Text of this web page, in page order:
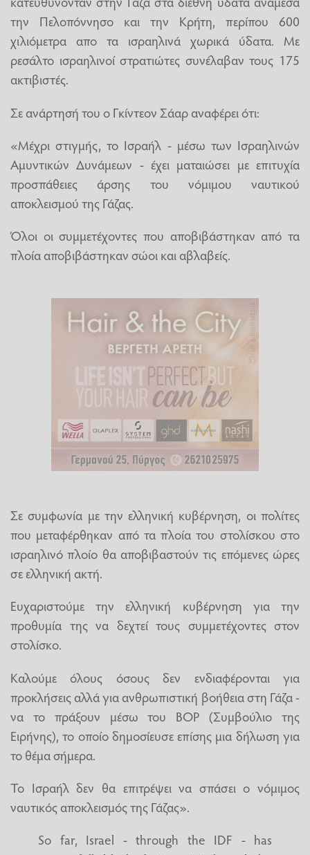
την Πελοπόννησο και την Κρήτη, περίπου 600
χιλιόμετρα απο τα ισραηλινά χωρικά ύδατα. Με
ρεσάλτο ισραηλινοί στρατιώτες συνέλαβαν τους 175
ακτιβιστές.
Σε ανάρτησή του ο Γκίντεον Σάαρ αναφέρει ότι:
«Μέχρι στιγμής, το Ισραήλ - μέσω των Ισραηλινών
Αμυντικών Δυνάμεων - έχει ματαιώσει με επιτυχία
προσπάθειες άρσης του νόμιμου ναυτικού
αποκλεισμού της Γάζας.
Όλοι οι συμμετέχοντες που αποβιβάστηκαν από τα
πλοία αποβιβάστηκαν σώοι και αβλαβείς.
Σε συμφωνία με την ελληνική κυβέρνηση, οι πολίτες
που μεταφέρθηκαν από τα πλοία του στολίσκου στο
ισραηλινό πλοίο θα αποβιβαστούν τις επόμενες ώρες
σε ελληνική ακτή.
Ευχαριστούμε την ελληνική κυβέρνηση για την
προθυμία της να δεχτεί τους συμμετέχοντες στον
στολίσκο.
Καλούμε όλους όσους δεν ενδιαφέρονται για
προκλήσεις αλλά για ανθρωπιστική βοήθεια στη Γάζα -
να το πράξουν μέσω του BOP (Συμβούλιο της
Ειρήνης), το οποίο δημοσίευσε επίσης μια δήλωση για
το θέμα σήμερα.
Το Ισραήλ δεν θα επιτρέψει να σπάσει ο νόμιμος
ναυτικός αποκλεισμός της Γάζας».
So far, Israel - through the IDF - has